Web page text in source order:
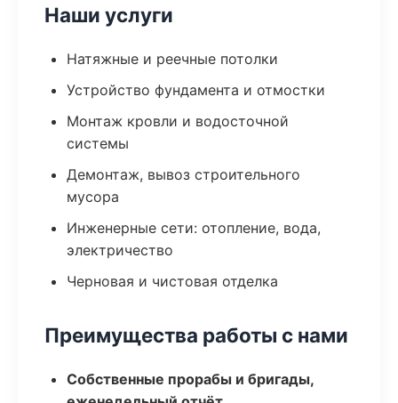
Наши услуги
Натяжные и реечные потолки
Устройство фундамента и отмостки
Монтаж кровли и водосточной
системы
Демонтаж, вывоз строительного
мусора
Инженерные сети: отопление, вода,
электричество
Черновая и чистовая отделка
Преимущества работы с нами
Собственные прорабы и бригады,